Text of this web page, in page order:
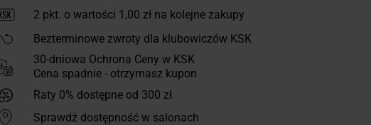
2pkt. o wartości 1,00 złna kolejne zakupy
Bezterminowe zwroty dla klubowiczów KSK
30-dniowa Ochrona Ceny w KSK
Cena spadnie - otrzymasz kupon
Raty 0% dostępne od 300 zł
Sprawdź dostępność w salonach